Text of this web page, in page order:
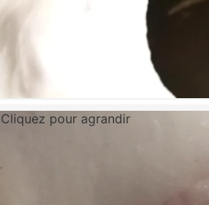
Cliquez pour agrandir